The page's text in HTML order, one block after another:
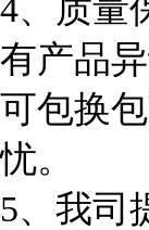
4、质量
有产品
可包换
忧。
5、我司